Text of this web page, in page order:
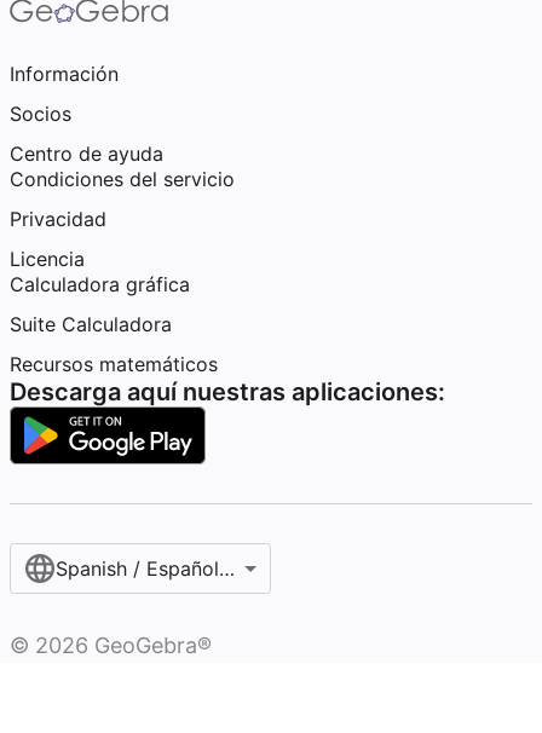
Información
Socios
Centro de ayuda
Condiciones del servicio
Privacidad
Licencia
Calculadora gráfica
Suite Calculadora
Recursos matemáticos
Descarga aquí nuestras aplicaciones:
Spanish / Español (internacional)
© 2026 GeoGebra®